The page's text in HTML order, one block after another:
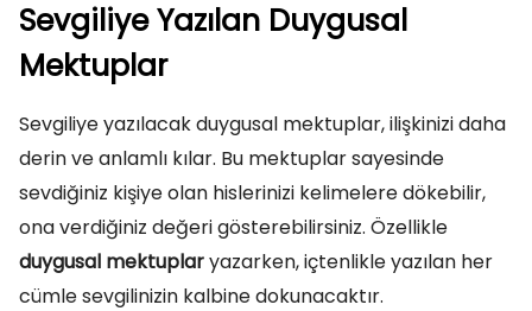
Sevgiliye Yazılan Duygusal
Mektuplar
Sevgiliye yazılacak duygusal mektuplar, ilişkinizi daha
derin ve anlamlı kılar. Bu mektuplar sayesinde
sevdiğiniz kişiye olan hislerinizi kelimelere dökebilir,
ona verdiğiniz değeri gösterebilirsiniz. Özellikle
duygusal mektuplaryazarken, içtenlikle yazılan her
cümle sevgilinizin kalbine dokunacaktır.